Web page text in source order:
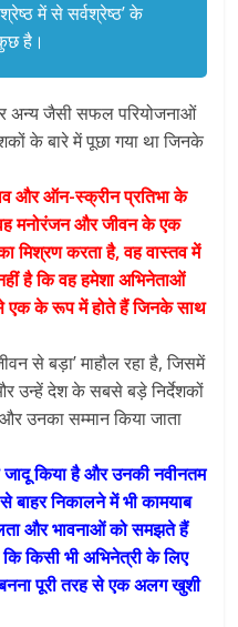
में से सर्वश्रेष्ठ’ के
है।
अन्य जैसी सफल परियोजनाओं
के बारे में पूछा गया था जिनके
और ऑन-स्क्रीन प्रतिभा के
मनोरंजन और जीवन के एक
मिश्रण करता है, वह वास्तव में
है कि वह हमेशा अभिनेताओं
एक के रूप में होते हैं जिनके साथ
से बड़ा’ माहौल रहा है, जिसमें
उन्हें देश के सबसे बड़े निर्देशकों
उनका सम्मान किया जाता
किया है और उनकी नवीनतम
बाहर निकालने में भी कामयाब
और भावनाओं को समझते हैं
किसी भी अभिनेत्री के लिए
बनना पूरी तरह से एक अलग खुशी